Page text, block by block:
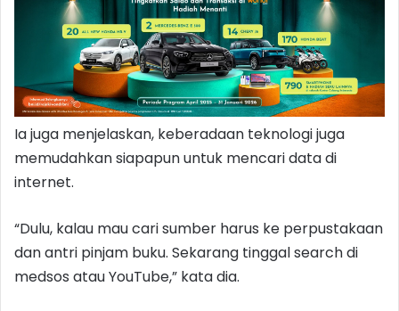
Ia juga menjelaskan, keberadaan teknologi juga
memudahkan siapapun untuk mencari data di
internet.
“Dulu, kalau mau cari sumber harus ke perpustakaan
dan antri pinjam buku. Sekarang tinggal search di
medsos atau YouTube,” kata dia.